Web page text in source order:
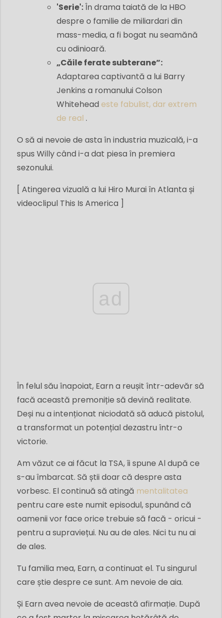
'Serie':În drama taiată de la HBO
despre o familie de miliardari din
mass-media, a fi bogat nu seamănă
cu odinioară.
„Căile ferate subterane”:
Adaptarea captivantă a lui Barry
Jenkins a romanului Colson
Whitehead este fabulist, dar extrem
de real .
O să ai nevoie de asta în industria muzicală, i-a
spus Willy când i-a dat piesa în premiera
sezonului.
[ Atingerea vizuală a lui Hiro Murai în Atlanta și
videoclipul This Is America ]
ad
În felul său înapoiat, Earn a reușit într-adevăr să
facă această premoniție să devină realitate.
Deși nu a intenționat niciodată să aducă pistolul,
a transformat un potențial dezastru într-o
victorie.
Am văzut ce ai făcut la TSA, îi spune Al după ce
s-au îmbarcat. Să știi doar că despre asta
vorbesc. El continuă să atingă mentalitatea
pentru care este numit episodul, spunând că
oamenii vor face orice trebuie să facă - oricui -
pentru a supraviețui. Nu au de ales. Nici tu nu ai
de ales.
Tu familia mea, Earn, a continuat el. Tu singurul
care știe despre ce sunt. Am nevoie de aia.
Și Earn avea nevoie de această afirmație. După